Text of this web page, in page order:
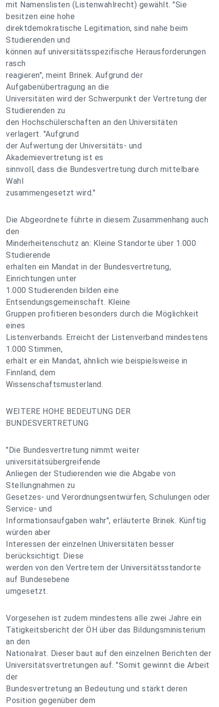
mit Namenslisten (Listenwahlrecht) gewählt. "Sie
besitzen eine hohe
direktdemokratische Legitimation, sind nahe beim
Studierenden und
können auf universitätsspezifische Herausforderungen
rasch
reagieren", meint Brinek. Aufgrund der
Aufgabenübertragung an die
Universitäten wird der Schwerpunkt der Vertretung der
Studierenden zu
den Hochschülerschaften an den Universitäten
verlagert. "Aufgrund
der Aufwertung der Universitäts- und
Akademievertretung ist es
sinnvoll, dass die Bundesvertretung durch mittelbare
Wahl
zusammengesetzt wird."
Die Abgeordnete führte in diesem Zusammenhang auch
den
Minderheitenschutz an: Kleine Standorte über 1.000
Studierende
erhalten ein Mandat in der Bundesvertretung,
Einrichtungen unter
1.000 Studierenden bilden eine
Entsendungsgemeinschaft. Kleine
Gruppen profitieren besonders durch die Möglichkeit
eines
Listenverbands. Erreicht der Listenverband mindestens
1.000 Stimmen,
erhält er ein Mandat, ähnlich wie beispielsweise in
Finnland, dem
Wissenschaftsmusterland.
WEITERE HOHE BEDEUTUNG DER
BUNDESVERTRETUNG
"Die Bundesvertretung nimmt weiter
universitätsübergreifende
Anliegen der Studierenden wie die Abgabe von
Stellungnahmen zu
Gesetzes- und Verordnungsentwürfen, Schulungen oder
Service- und
Informationsaufgaben wahr", erläuterte Brinek. Künftig
würden aber
Interessen der einzelnen Universitäten besser
berücksichtigt. Diese
werden von den Vertretern der Universitätsstandorte
auf Bundesebene
umgesetzt.
Vorgesehen ist zudem mindestens alle zwei Jahre ein
Tätigkeitsbericht der ÖH über das Bildungsministerium
an den
Nationalrat. Dieser baut auf den einzelnen Berichten der
Universitätsvertretungen auf. "Somit gewinnt die Arbeit
der
Bundesvertretung an Bedeutung und stärkt deren
Position gegenüber dem